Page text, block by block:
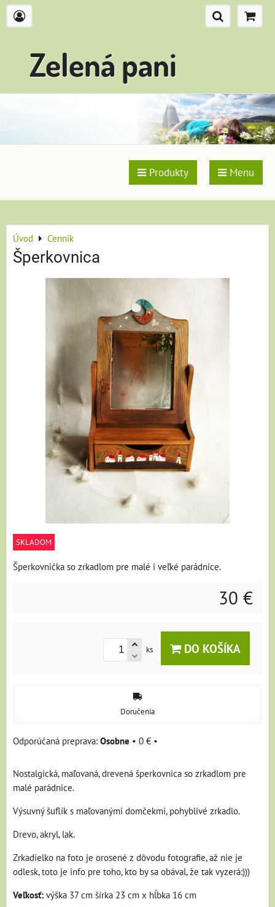
Zelená pani
Produkty Menu
Úvod Cenník
Šperkovnica
SKLADOM
Šperkovnička so zrkadlom pre malé i veľké parádnice.
30 €
ks DO KOŠÍKA
Doručenia
Osobne • 0 € •
Nostalgická, maľovaná, drevená šperkovnica so zrkadlom pre
malé parádnice.
Výsuvný šuflík s maľovanými domčekmi, pohyblivé zrkadlo.
Drevo, akryl, lak.
Zrkadielko na foto je orosené z dôvodu fotografie, až nie je
odlesk, toto je info pre toho, kto by sa obával, že tak vyzerá:)))
Veľkosť: výška 37 cm šírka 23 cm x hĺbka 16 cm